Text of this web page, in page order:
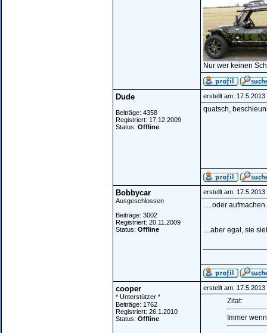
Nur wer keinen
Dude
Beiträge: 4358
Registriert: 17.12.2009
Status: Offline
erstellt am:
quatsch,
Bobbycar
Ausgeschlossen
Beiträge: 3002
Registriert: 20.11.2009
Status: Offline
erstellt am:
.....oder
....aber egal, sie
cooper
* Unterstützer *
Beiträge: 1762
Registriert: 26.1.2010
Status: Offline
erstellt am:
Zitat:
Immer